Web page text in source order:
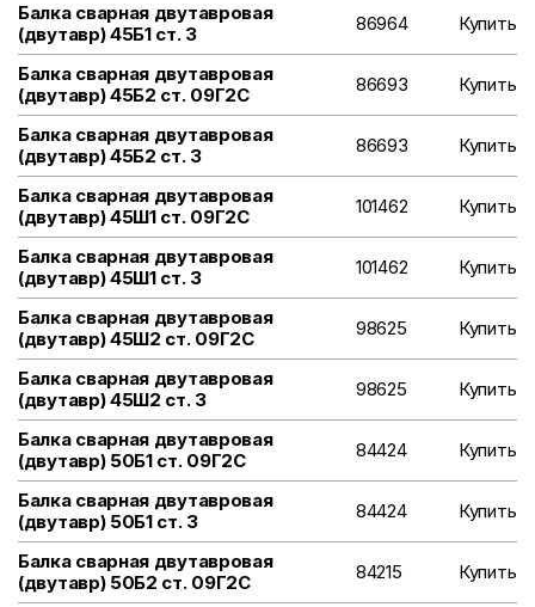
Балка сварная двутавровая
(двутавр) 45Б1 ст. 3
86964 Купить
Балка сварная двутавровая
(двутавр) 45Б2 ст. 09Г2С
86693 Купить
Балка сварная двутавровая
(двутавр) 45Б2 ст. 3
86693 Купить
Балка сварная двутавровая
(двутавр) 45Ш1 ст. 09Г2С
101462 Купить
Балка сварная двутавровая
(двутавр) 45Ш1 ст. 3
101462 Купить
Балка сварная двутавровая
(двутавр) 45Ш2 ст. 09Г2С
98625 Купить
Балка сварная двутавровая
(двутавр) 45Ш2 ст. 3
98625 Купить
Балка сварная двутавровая
(двутавр) 50Б1 ст. 09Г2С
84424 Купить
Балка сварная двутавровая
(двутавр) 50Б1 ст. 3
84424 Купить
Балка сварная двутавровая
(двутавр) 50Б2 ст. 09Г2С
84215 Купить